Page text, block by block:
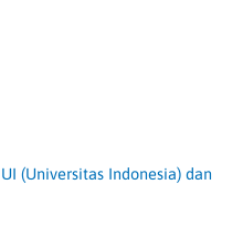
(Universitas Indonesia) dan